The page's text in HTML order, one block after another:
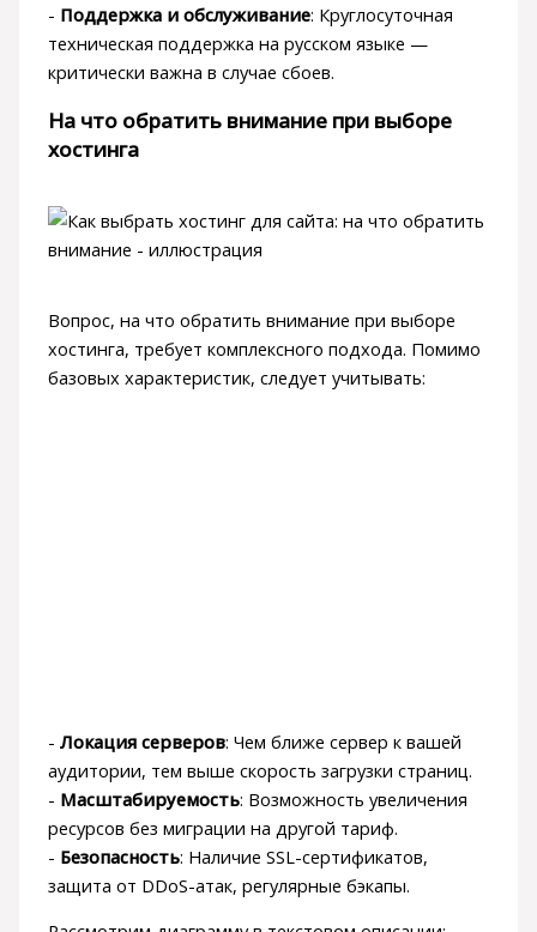
- Поддержка и обслуживание: Круглосуточная
техническая поддержка на русском языке —
критически важна в случае сбоев.
На что обратить внимание при выборе
хостинга
Вопрос, на что обратить внимание при выборе
хостинга, требует комплексного подхода. Помимо
базовых характеристик, следует учитывать:
- Локация серверов: Чем ближе сервер к вашей
аудитории, тем выше скорость загрузки страниц.
- Масштабируемость: Возможность увеличения
ресурсов без миграции на другой тариф.
- Безопасность: Наличие SSL-сертификатов,
защита от DDoS-атак, регулярные бэкапы.